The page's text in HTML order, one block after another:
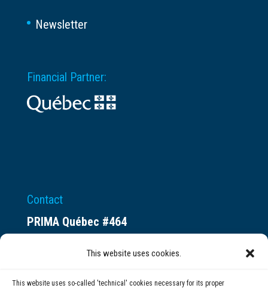
This website uses cookies.
This website uses so-called 'technical' cookies necessary for its proper
Newsletter
Financial Partner:
Contact
PRIMA Québec #464
Montréal (QC) H3C 0B4